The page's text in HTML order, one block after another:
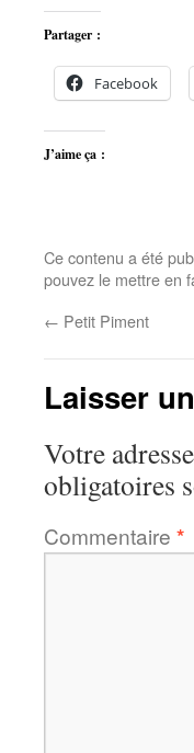
Partager :
Facebook
J’aime ça :
Ce contenu a été
pouvez le mettre en
← Petit Piment
Laisser
Votre
obligatoires
Commentaire *